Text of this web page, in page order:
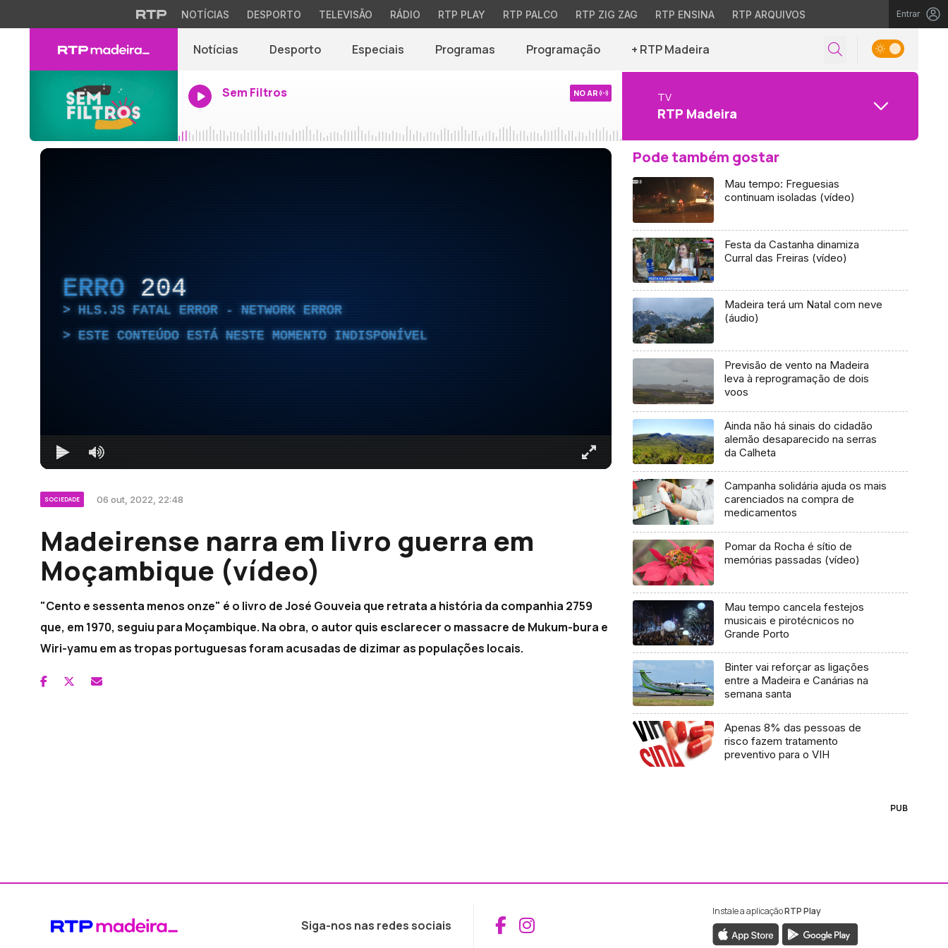
NOTÍCIAS DESPORTO TELEVISÃO RÁDIO RTP PLAY RTP PALCO RTP ZIG ZAG RTP ENSINA RTP ARQUIVOS Entrar
Notícias Desporto Especiais Programas Programação + RTP Madeira
Sem Filtros NO AR TV
RTP Madeira
ERRO 204
HLS.JS FATAL ERROR - NETWORK ERROR
ESTE CONTEÚDO ESTÁ NESTE MOMENTO INDISPONÍVEL
SOCIEDADE 06 out, 2022, 22:48
Madeirense narra em livro guerra em
Moçambique (vídeo)
"Cento e sessenta menos onze" é o livro de José Gouveia que retrata a história da companhia 2759
que, em 1970, seguiu para Moçambique. Na obra, o autor quis esclarecer o massacre de Mukum-bura e
Wiri-yamu em as tropas portuguesas foram acusadas de dizimar as populações locais.
Pode também gostar
Mau tempo: Freguesias
continuam isoladas (vídeo)
Festa da Castanha dinamiza
Curral das Freiras (vídeo)
Madeira terá um Natal com neve
(áudio)
Previsão de vento na Madeira
leva à reprogramação de dois
voos
Ainda não há sinais do cidadão
alemão desaparecido na serras
da Calheta
Campanha solidária ajuda os mais
carenciados na compra de
medicamentos
Pomar da Rocha é sítio de
memórias passadas (vídeo)
Mau tempo cancela festejos
musicais e pirotécnicos no
Grande Porto
Binter vai reforçar as ligações
entre a Madeira e Canárias na
semana santa
Apenas 8% das pessoas de
risco fazem tratamento
preventivo para o VIH
PUB
Siga-nos nas redes sociais Aceder ao Facebook da RTP Madeira
Aceder ao Instagram da RTP Madeira
Instale a aplicaçãoRTP Play